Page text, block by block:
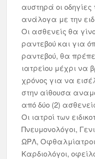
αυστηρά οι οδηγίες
ανάλογα με την
Οι ασθενείς θα
ραντεβού και για
ραντεβού, θα
ιατρείου μέχρι να
χρόνος για να
στην αίθουσα
από δύο (2)
Οι ιατροί των
Πνευμονολόγοι,
ΩΡΛ,
Καρδιολόγοι,